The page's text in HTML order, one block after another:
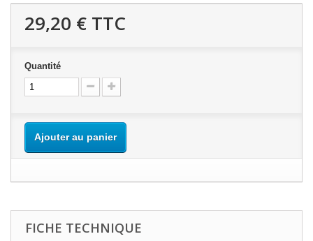
29,20 € TTC
Quantité
Ajouter au panier
FICHE TECHNIQUE